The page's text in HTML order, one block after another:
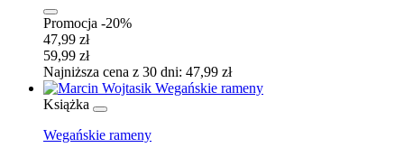
Promocja -20%
47,99 zł
59,99 zł
Najniższa cena z 30 dni: 47,99 zł
Książka
Wegańskie rameny